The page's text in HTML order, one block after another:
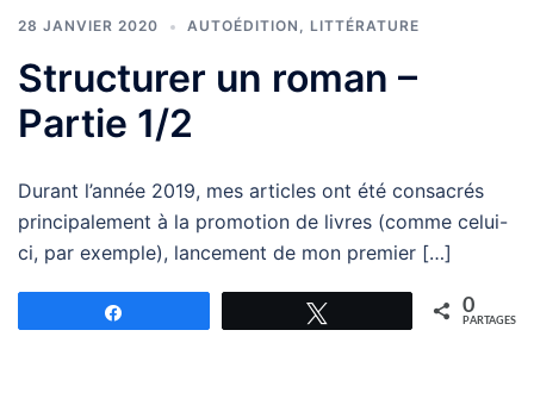
28 JANVIER 2020 AUTOÉDITION , LITTÉRATURE
Structurer un roman –
Partie 1/2
Durant l’année 2019, mes articles ont été consacrés
principalement à la promotion de livres (comme celui-
ci, par exemple), lancement de mon premier […]
0
PARTAGES